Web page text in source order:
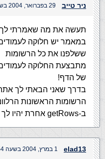
ניר טייב 29 בפברואר, 2004 בשעה 4:55 pm
תעשה את מה שאמרתי
ששלפנו את כל הרשומות
מתבצעת החלוקה
של הדף!
בדרך שאני הבאתי לך
הרשומות הראשונות
ב-getRows אחרת יהיו לך בעיות מהירות בעמ'
elad13 1 במרץ, 2004 בשעה 3:54 pm